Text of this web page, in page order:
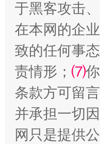
阿坝州三大球赛
于黑客攻击
在本网的企
致的任何事态
责情形； ⑺
条款方可留
并承担一切
网只是提供